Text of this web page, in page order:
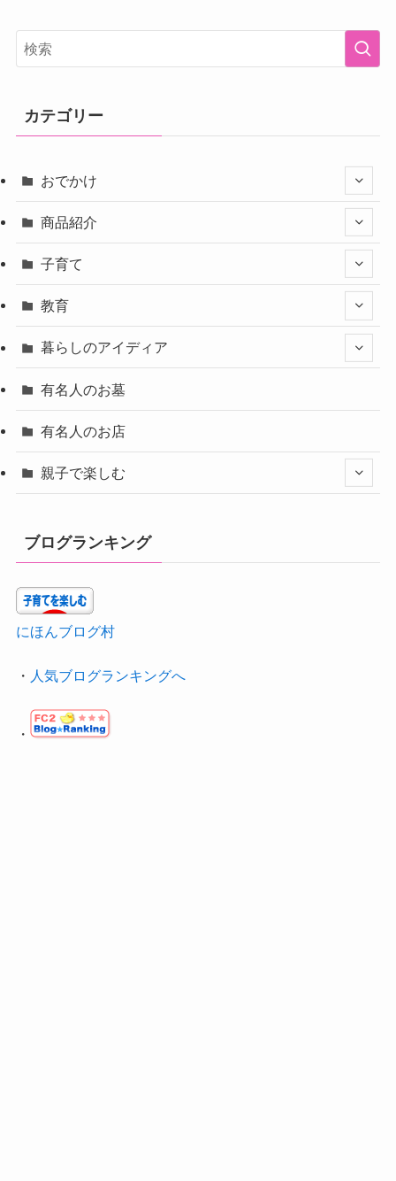
カテゴリー
おでかけ
商品紹介
子育て
教育
暮らしのアイディア
有名人のお墓
有名人のお店
親子で楽しむ
ブログランキング
にほんブログ村
・ 人気ブログランキングへ
・